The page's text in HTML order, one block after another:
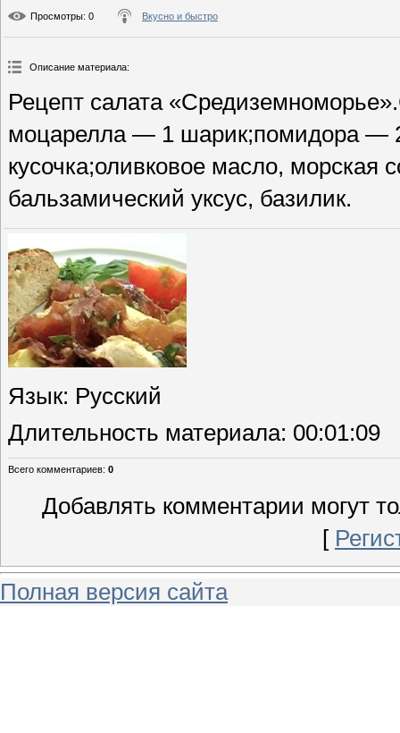
Просмотры: 0 Вкусно и быстро
Описание материала:
Рецепт салата
моцарелла — 1 шарик;помидора —
кусочка;оливковое масло, морская
бальзамический уксус, базилик.
Язык: Русский
Длительность материала: 00:01:09
Всего комментариев: 0
Добавлять комментарии могут
[
Полная версия сайта